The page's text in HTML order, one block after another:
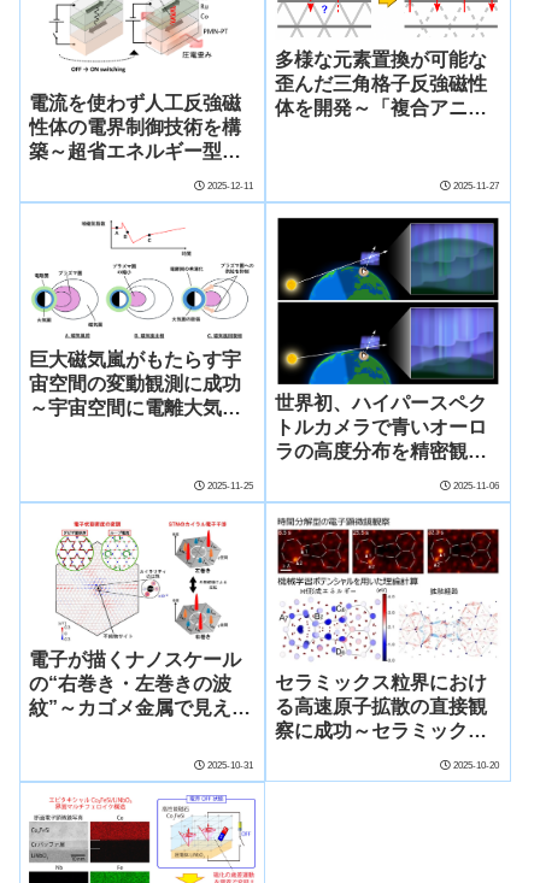
電流を使わず人工反強磁
性体の電界制御技術を構
築～超省エネルギー型ス
ピントロニクスデバイス
への応用に新たな扉～
2025-12-11
多様な元素置換が可能な
歪んだ三角格子反強磁性
体を開発～「複合アニオ
2025-11-27
巨大磁気嵐がもたらす宇
宙空間の変動観測に成功
～宇宙空間に電離大気の
2025-11-25
世界初、ハイパースペク
トルカメラで青いオーロ
ラの高度分布を精密観測
～高高度200kmにおける
明るいオーロラの発生メ
カニズム解明へ～
2025-11-06
電子が描くナノスケール
の“右巻き・左巻きの波
紋”～カゴメ金属で見え
2025-10-31
セラミックス粒界におけ
る高速原子拡散の直接観
察に成功～セラミックス
の焼結メカニズムの解明
と新たな粒界設計指針の
2025-10-20